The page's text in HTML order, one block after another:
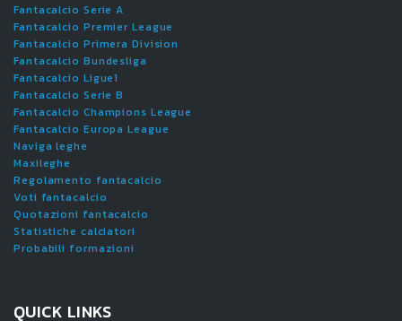
Fantacalcio Serie A
Fantacalcio Premier League
Fantacalcio Primera Division
Fantacalcio Bundesliga
Fantacalcio Ligue1
Fantacalcio Serie B
Fantacalcio Champions League
Fantacalcio Europa League
Naviga leghe
Maxileghe
Regolamento fantacalcio
Voti fantacalcio
Quotazioni fantacalcio
Statistiche calciatori
Probabili formazioni
QUICK LINKS